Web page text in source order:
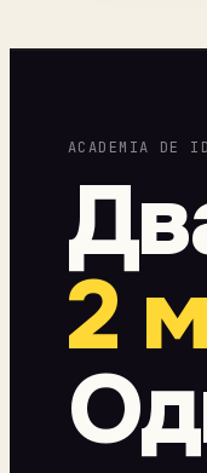
ACADEMIA DE
2